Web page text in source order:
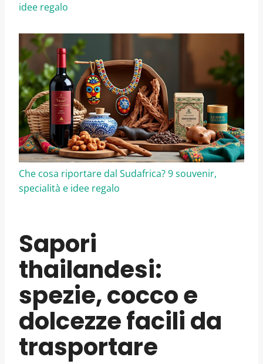
idee regalo
Che cosa riportare dal Sudafrica? 9 souvenir,
specialità e idee regalo
Sapori
thailandesi:
spezie, cocco e
dolcezze facili da
trasportare